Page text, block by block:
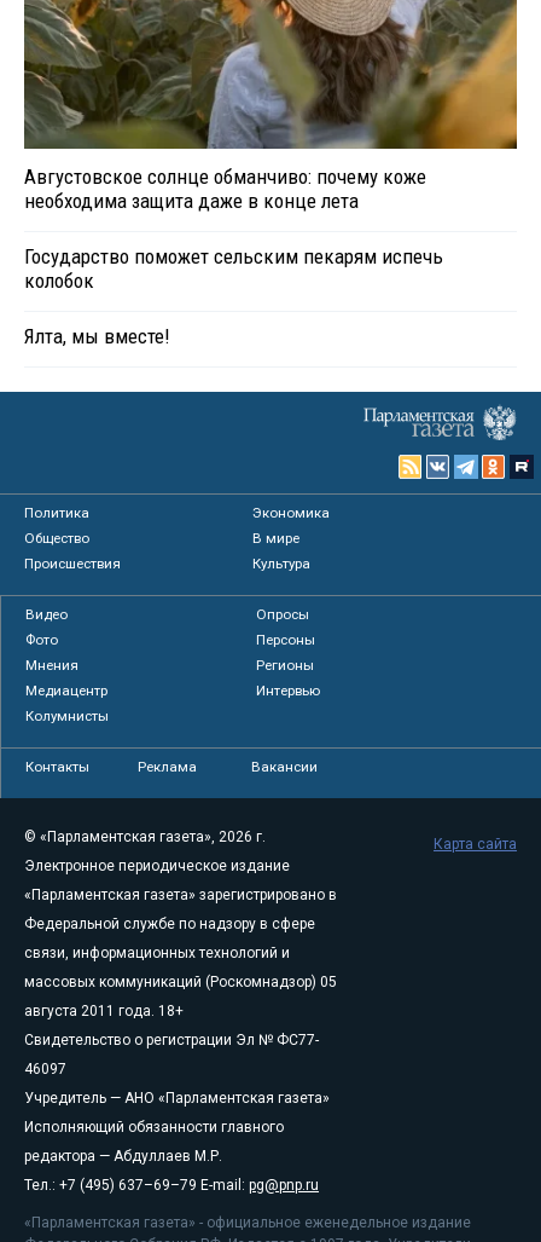
Августовское солнце обманчиво: почему коже
необходима защита даже в конце лета
Государство поможет сельским пекарям испечь
колобок
Ялта, мы вместе!
Политика
Экономика
Общество
В мире
Происшествия
Культура
Видео
Опросы
Фото
Персоны
Мнения
Регионы
Медиацентр
Интервью
Колумнисты
Контакты Реклама Вакансии
© «Парламентская газета», 2026 г.
Электронное периодическое издание
«Парламентская газета» зарегистрировано в
Федеральной службе по надзору в сфере
связи, информационных технологий и
массовых коммуникаций (Роскомнадзор) 05
августа 2011 года. 18+
Свидетельство о регистрации Эл № ФС77-
46097
Учредитель — АНО «Парламентская газета»
Исполняющий обязанности главного
редактора — Абдуллаев М.Р.
Тел.: +7 (495) 637–69–79 E-mail: pg@pnp.ru
«Парламентская газета» - официальное еженедельное издание
Карта сайта